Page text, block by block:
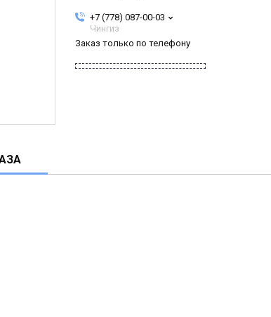
+7 (778) 087-00-03
Чингиз
Заказ только по телефону